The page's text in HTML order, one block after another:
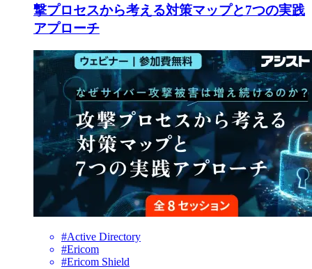
撃プロセスから考える対策マップと7つの実践
アプローチ
#Active Directory
#Ericom
#Ericom Shield